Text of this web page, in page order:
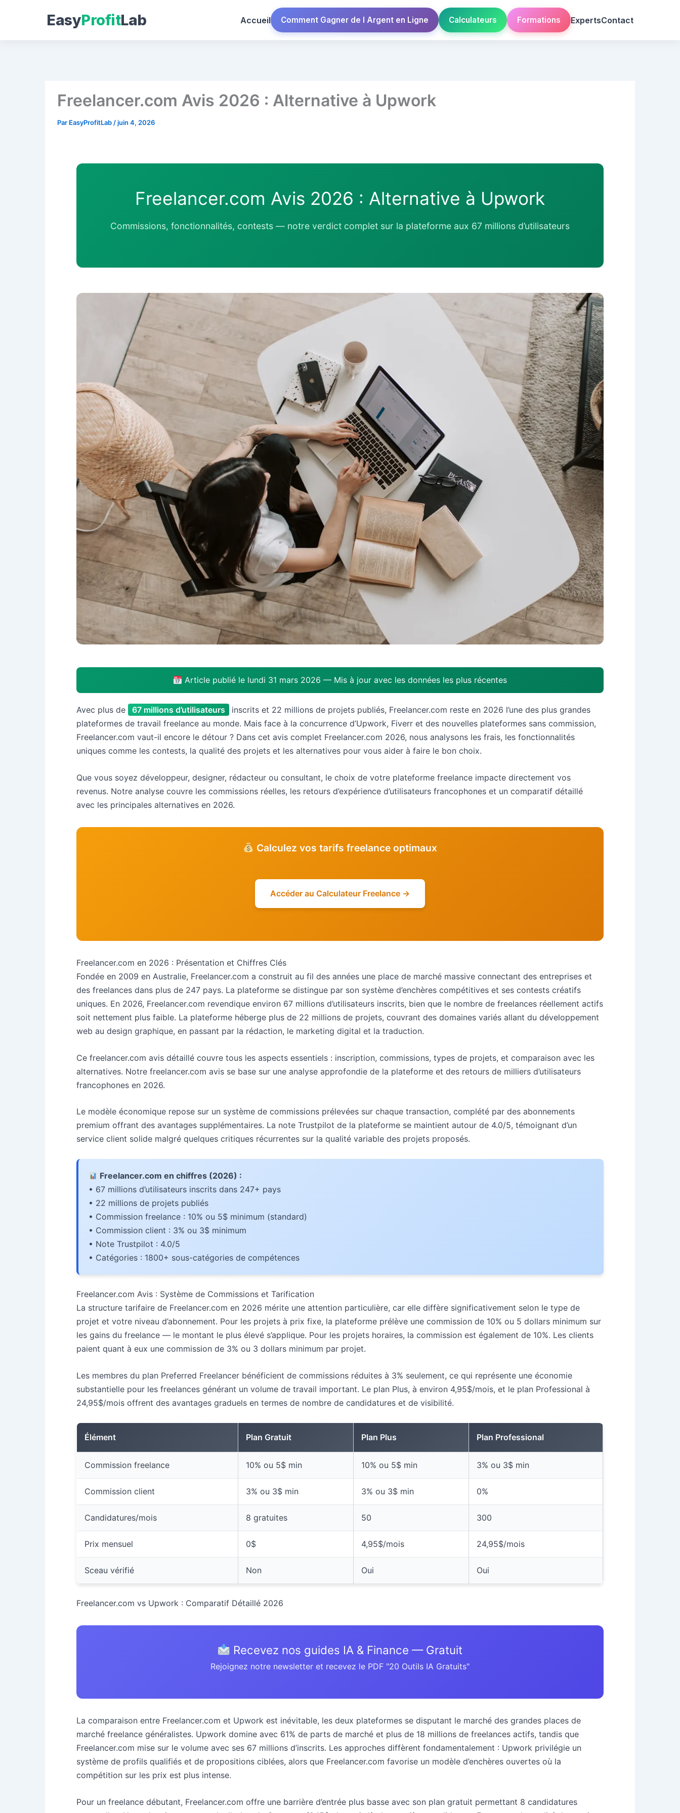
EasyProfitLab Accueil Comment Gagner de l Argent en Ligne Calculateurs Formations ExpertsContact
Freelancer.com Avis 2026 : Alternative à Upwork
Par EasyProfitLab /juin 4, 2026
Freelancer.com Avis 2026 : Alternative à Upwork
Commissions, fonctionnalités, contests — notre verdict complet sur la plateforme aux 67 millions d’utilisateurs
Article publié le lundi 31 mars 2026 — Mis à jour avec les données les plus récentes
Avec plus de 67 millions d’utilisateurs
inscrits et 22 millions de projets publiés, Freelancer.com reste en 2026 l’une des plus grandes
plateformes de travail freelance au monde. Mais face à la concurrence d’Upwork, Fiverr et des nouvelles plateformes sans commission,
Freelancer.com vaut-il encore le détour ? Dans cet avis complet Freelancer.com 2026, nous analysons les frais, les fonctionnalités
uniques comme les contests, la qualité des projets et les alternatives pour vous aider à faire le bon choix.
Que vous soyez développeur, designer, rédacteur ou consultant, le choix de votre plateforme freelance impacte directement vos
revenus. Notre analyse couvre les commissions réelles, les retours d’expérience d’utilisateurs francophones et un comparatif détaillé
avec les principales alternatives en 2026.
Calculez vos tarifs freelance optimaux
Accéder au Calculateur Freelance →
Freelancer.com en 2026 : Présentation et Chiffres Clés
Fondée en 2009 en Australie, Freelancer.com a construit au fil des années une place de marché massive connectant des entreprises et
des freelances dans plus de 247 pays. La plateforme se distingue par son système d’enchères compétitives et ses contests créatifs
uniques. En 2026, Freelancer.com revendique environ 67 millions d’utilisateurs inscrits, bien que le nombre de freelances réellement actifs
soit nettement plus faible. La plateforme héberge plus de 22 millions de projets, couvrant des domaines variés allant du développement
web au design graphique, en passant par la rédaction, le marketing digital et la traduction.
Ce freelancer.com avis détaillé couvre tous les aspects essentiels : inscription, commissions, types de projets, et comparaison avec les
alternatives. Notre freelancer.com avis se base sur une analyse approfondie de la plateforme et des retours de milliers d’utilisateurs
francophones en 2026.
Le modèle économique repose sur un système de commissions prélevées sur chaque transaction, complété par des abonnements
premium offrant des avantages supplémentaires. La note Trustpilot de la plateforme se maintient autour de 4.0/5, témoignant d’un
service client solide malgré quelques critiques récurrentes sur la qualité variable des projets proposés.
Freelancer.com en chiffres (2026) :
• 67 millions d’utilisateurs inscrits dans 247+ pays
• 22 millions de projets publiés
• Commission freelance : 10% ou 5$ minimum (standard)
• Commission client : 3% ou 3$ minimum
• Note Trustpilot : 4.0/5
• Catégories : 1800+ sous-catégories de compétences
Freelancer.com Avis : Système de Commissions et Tarification
La structure tarifaire de Freelancer.com en 2026 mérite une attention particulière, car elle diffère significativement selon le type de
projet et votre niveau d’abonnement. Pour les projets à prix fixe, la plateforme prélève une commission de 10% ou 5 dollars minimum sur
les gains du freelance — le montant le plus élevé s’applique. Pour les projets horaires, la commission est également de 10%. Les clients
paient quant à eux une commission de 3% ou 3 dollars minimum par projet.
Les membres du plan Preferred Freelancer bénéficient de commissions réduites à 3% seulement, ce qui représente une économie
substantielle pour les freelances générant un volume de travail important. Le plan Plus, à environ 4,95$/mois, et le plan Professional à
24,95$/mois offrent des avantages graduels en termes de nombre de candidatures et de visibilité.
Élément Plan Gratuit Plan Plus Plan Professional
Commission freelance 10% ou 5$ min 10% ou 5$ min 3% ou 3$ min
Commission client 3% ou 3$ min 3% ou 3$ min 0%
Candidatures/mois 8 gratuites 50 300
Prix mensuel 0$ 4,95$/mois 24,95$/mois
Sceau vérifié Non Oui Oui
Freelancer.com vs Upwork : Comparatif Détaillé 2026
Recevez nos guides IA & Finance — Gratuit
Rejoignez notre newsletter et recevez le PDF "20 Outils IA Gratuits"
La comparaison entre Freelancer.com et Upwork est inévitable, les deux plateformes se disputant le marché des grandes places de
marché freelance généralistes. Upwork domine avec 61% de parts de marché et plus de 18 millions de freelances actifs, tandis que
Freelancer.com mise sur le volume avec ses 67 millions d’inscrits. Les approches diffèrent fondamentalement : Upwork privilégie un
système de profils qualifiés et de propositions ciblées, alors que Freelancer.com favorise un modèle d’enchères ouvertes où la
compétition sur les prix est plus intense.
Pour un freelance débutant, Freelancer.com offre une barrière d’entrée plus basse avec son plan gratuit permettant 8 candidatures